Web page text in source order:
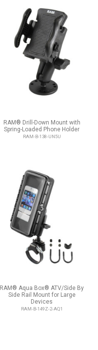
RAM® Drill-Down Mount with
Spring-Loaded Phone Holder
RAM-B-138-UN5U
RAM® Aqua Box® ATV/Side By
Side Rail Mount for Large
Devices
RAM-B-149Z-2-AQ1